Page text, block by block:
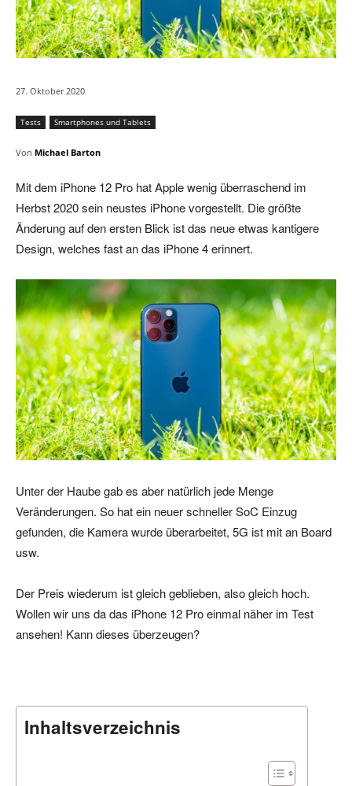
27. Oktober 2020
Tests Smartphones und Tablets
Von Michael Barton
Mit dem iPhone 12 Pro hat Apple wenig überraschend im
Herbst 2020 sein neustes iPhone vorgestellt. Die größte
Änderung auf den ersten Blick ist das neue etwas kantigere
Design, welches fast an das iPhone 4 erinnert.
Unter der Haube gab es aber natürlich jede Menge
Veränderungen. So hat ein neuer schneller SoC Einzug
gefunden, die Kamera wurde überarbeitet, 5G ist mit an Board
usw.
Der Preis wiederum ist gleich geblieben, also gleich hoch.
Wollen wir uns da das iPhone 12 Pro einmal näher im Test
ansehen! Kann dieses überzeugen?
Inhaltsverzeichnis